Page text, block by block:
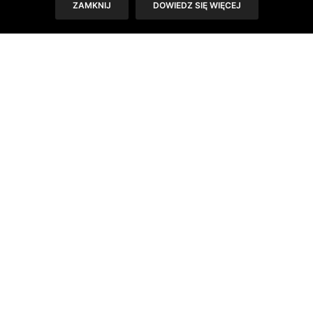
maja 2024 -16,2 tys., czyli ponad 15%
uprawnionych. Statystyki te zainspirowały
ZAMKNIJ DOWIEDZ SIĘ WIĘCEJ